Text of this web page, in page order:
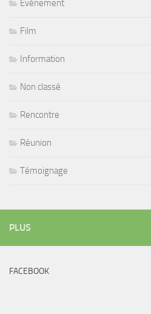
Événement
Film
Information
Non classé
Rencontre
Réunion
Témoignage
PLUS
FACEBOOK